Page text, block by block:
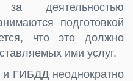
деятельностью
подготовкой
что это должно
ими услуг.
ГИБДД неоднократно